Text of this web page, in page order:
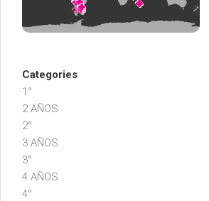
Categories
1°
2 AÑOS
2°
3 AÑOS
3°
4 AÑOS
4°